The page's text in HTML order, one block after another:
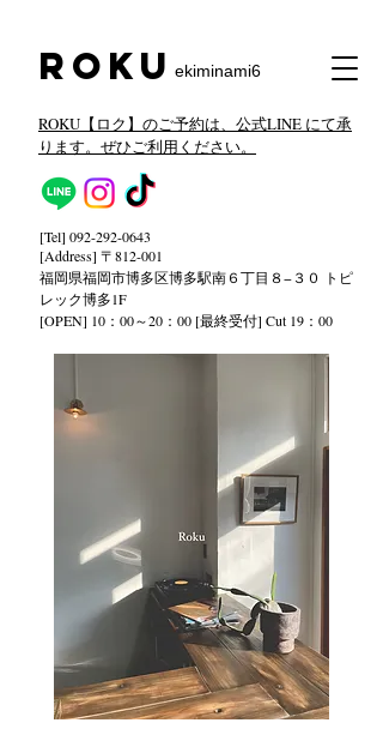
​Roku ekiminami6
[Tel] 092-292-0643
[Address] 〒812-001
福岡県福岡市博多区博多駅南６丁目８−３０ トピ
レック博多1F
[OPEN] 10：00～20：00 [最終受付] Cut 19：00
ROKU【ロク】のご予約は、公式LINE にて承
ります。ぜひご利用ください。